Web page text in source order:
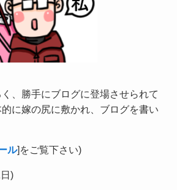
、勝手にブログに登場させられて
的に嫁の尻に敷かれ、ブログを書い
ル]をご覧下さい)
)